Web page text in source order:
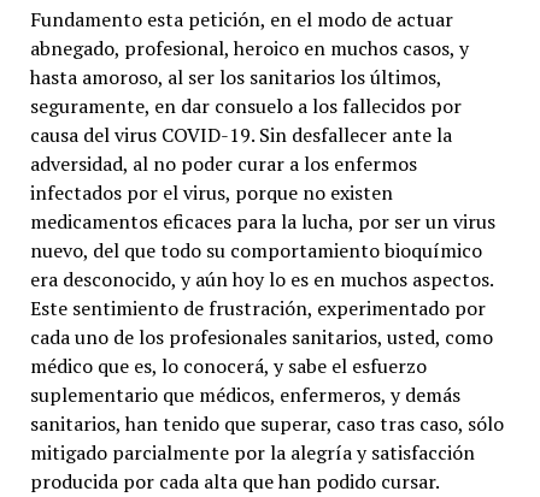
Fundamento esta petición, en el modo de actuar
abnegado, profesional, heroico en muchos casos, y
hasta amoroso, al ser los sanitarios los últimos,
seguramente, en dar consuelo a los fallecidos por
causa del virus COVID-19. Sin desfallecer ante la
adversidad, al no poder curar a los enfermos
infectados por el virus, porque no existen
medicamentos eficaces para la lucha, por ser un virus
nuevo, del que todo su comportamiento bioquímico
era desconocido, y aún hoy lo es en muchos aspectos.
Este sentimiento de frustración, experimentado por
cada uno de los profesionales sanitarios, usted, como
médico que es, lo conocerá, y sabe el esfuerzo
suplementario que médicos, enfermeros, y demás
sanitarios, han tenido que superar, caso tras caso, sólo
mitigado parcialmente por la alegría y satisfacción
producida por cada alta que han podido cursar.